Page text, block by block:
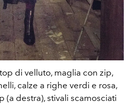
di velluto, maglia con zip,
calze a righe verdi e rosa,
(a destra), stivali scamosciati